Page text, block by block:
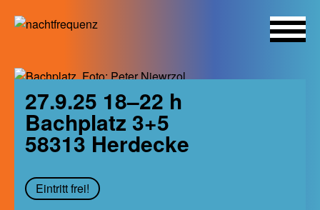
Skip
content
27.9.25 18–22 h
Bachplatz 3+5
58313 Herdecke
Eintritt frei!